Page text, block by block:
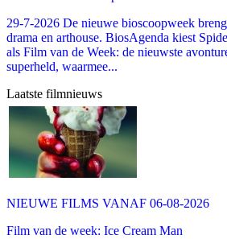
29-7-2026 De nieuwe bioscoopweek
drama en arthouse. BiosAgenda kiest
als Film van de Week: de nieuwste
superheld, waarmee...
Laatste filmnieuws
NIEUWE FILMS VANAF 06-08-2026
Film van de week: Ice Cream Man